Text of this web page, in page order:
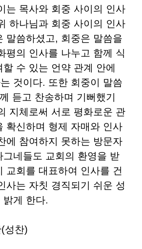
는 목사와 회중 사이의 인사
하나님과 회중 사이의 인사
말씀하셨고, 회중은 말씀을
평의 인사를 나누고 함께 식
수 있는 언약 관계 안에
것이다. 또한 회중이 말씀
듣고 찬송하며 기뻐했기
지체로써 서로 평화로운 관
확신하며 형제 자매와 인사
에 참여하지 못하는 방문자
그네들도 교회의 환영을 받
교회를 대표하여 인사를 건
사는 자칫 경직되기 쉬운 성
밝게 한다.
성찬)